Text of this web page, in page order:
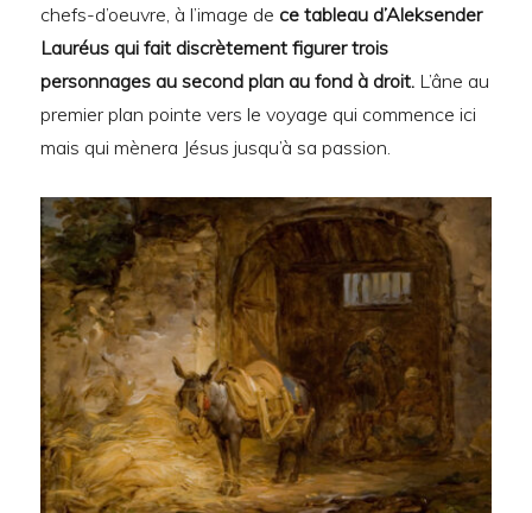
chefs-d’oeuvre, à l’image de ce tableau d’Aleksender
Lauréus qui fait discrètement figurer trois
personnages au second plan au fond à droit. L’âne au
premier plan pointe vers le voyage qui commence ici
mais qui mènera Jésus jusqu’à sa passion.